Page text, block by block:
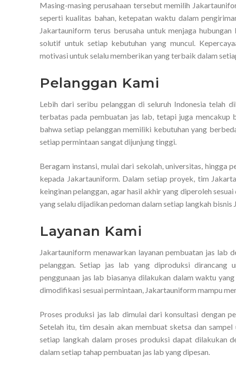
Masing-masing perusahaan tersebut memilih
seperti kualitas bahan, ketepatan waktu dalam
Jakartauniform terus berusaha untuk menjaga
solutif untuk setiap kebutuhan yang muncul.
motivasi untuk selalu memberikan yang terbaik dalam
Pelanggan Kami
Lebih dari seribu pelanggan di seluruh Indonesia telah
terbatas pada pembuatan jas lab, tetapi juga mencakup
bahwa setiap pelanggan memiliki kebutuhan yang
setiap permintaan sangat dijunjung tinggi.
Beragam instansi, mulai dari sekolah, universitas, hingga
kepada Jakartauniform. Dalam setiap proyek, tim
keinginan pelanggan, agar hasil akhir yang diperoleh
yang selalu dijadikan pedoman dalam setiap langkah
Layanan Kami
Jakartauniform menawarkan layanan pembuatan jas lab
pelanggan. Setiap jas lab yang diproduksi dirancang
penggunaan jas lab biasanya dilakukan dalam waktu
dimodifikasi sesuai permintaan, Jakartauniform mampu
Proses produksi jas lab dimulai dari konsultasi dengan
Setelah itu, tim desain akan membuat sketsa dan
setiap langkah dalam proses produksi dapat dilakukan
dalam setiap tahap pembuatan jas lab yang dipesan.